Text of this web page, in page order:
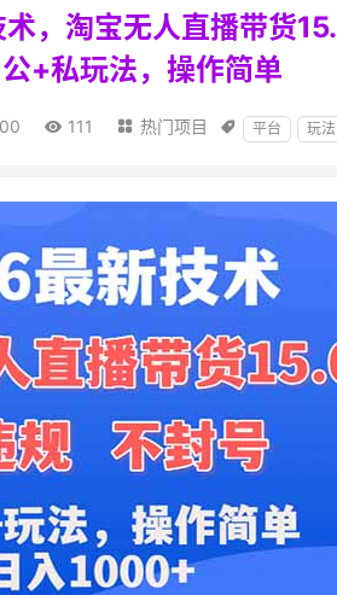
，淘宝无人直播带货
公+私玩法，操作简单
 111  热门项目  平台 玩法